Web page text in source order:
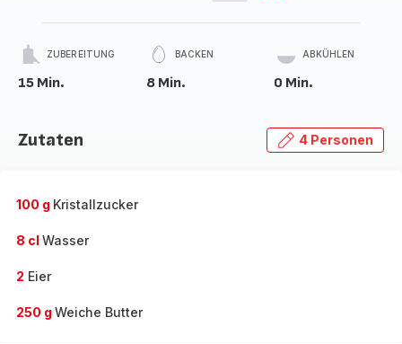
ZUBEREITUNG
15 Min.
BACKEN
8 Min.
ABKÜHLEN
0 Min.
Zutaten 4 Personen
100 g Kristallzucker
8 cl Wasser
2 Eier
250 g Weiche Butter